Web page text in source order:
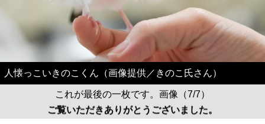
人懐っこいきのこくん（画像提供／きのこ氏さん）
これが最後の一枚です。画像（7/7）
ご覧いただきありがとうございました。